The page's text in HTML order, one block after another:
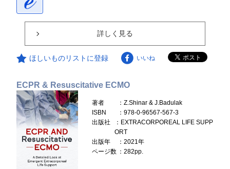
詳しく見る
ほしいものリストに登録 いいね
ECPR & Resuscitative ECMO
著者
：Z.Shinar & J.Badulak
ISBN
：978-0-96567-567-3
出版社
：EXTRACORPOREAL LIFE SUPP
ORT
出版年
：2021年
ページ数 ：282pp.